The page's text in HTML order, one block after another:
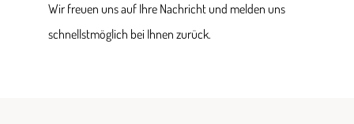
Wir freuen uns auf Ihre Nachricht und melden uns
schnellstmöglich bei Ihnen zurück.